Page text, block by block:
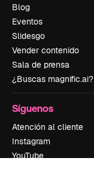
Blog
Eventos
Slidesgo
Vender contenido
Sala de prensa
¿Buscas magnific.ai?
Síguenos
Atención al cliente
Instagram
YouTube